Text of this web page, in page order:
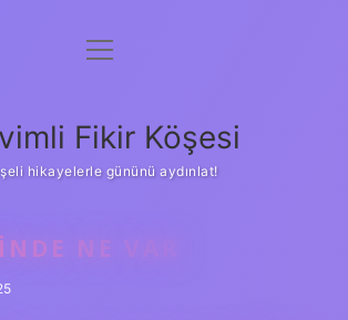
Anasayfa
Yasal Uyarı
menüyü
Fikir Köşesi
hikayelerle gününü aydınlat!
NE VAR